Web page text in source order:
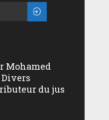
Mohamed
Divers
du jus